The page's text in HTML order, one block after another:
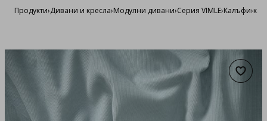
Продукти›Дивани и кресла›Модулни дивани›Серия VIMLE›Калъфи›